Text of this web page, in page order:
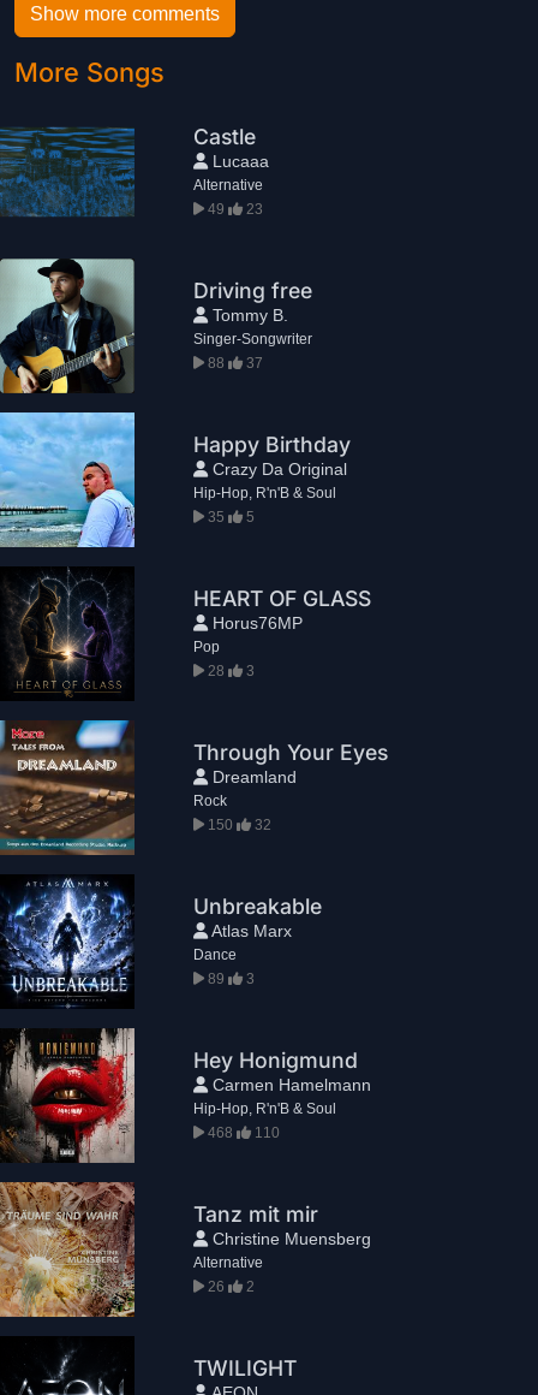
Show more comments
More Songs
Castle
Lucaaa
Alternative
49
23
Driving free
Tommy B.
Singer-Songwriter
88
37
Happy Birthday
Crazy Da Original
Hip-Hop, R'n'B & Soul
35
5
HEART OF GLASS
Horus76MP
Pop
28
3
Through Your Eyes
Dreamland
Rock
150
32
Unbreakable
Atlas Marx
Dance
89
3
Hey Honigmund
Carmen Hamelmann
Hip-Hop, R'n'B & Soul
468
110
Tanz mit mir
Christine Muensberg
Alternative
26
2
TWILIGHT